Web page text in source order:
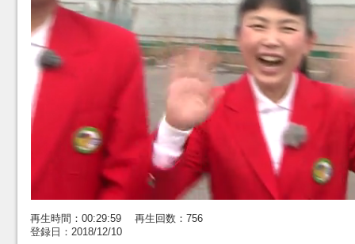
再生時間：00:29:59 再生回数：756
登録日：2018/12/10